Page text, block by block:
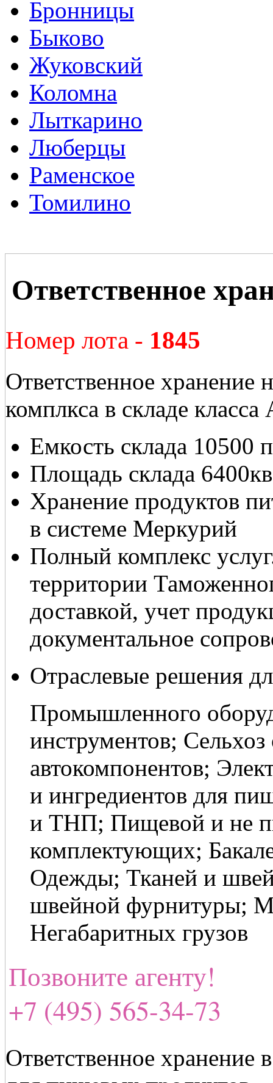
Бронницы
Быково
Жуковский
Коломна
Лыткарино
Люберцы
Раменское
Томилино
Ответственное
Номер лота - 1845
Ответственное хранение
комплкса в складе класса
Емкость склада 10500
Площадь склада
Хранение продуктов
в системе Меркурий
Полный комплекс
территории
доставкой, учет
документальное
Отраслевые решения
Промышленного
инструментов;
автокомпонентов;
и ингредиентов для
и ТНП; Пищевой и не
комплектующих;
Одежды; Тканей и
швейной фурнитуры;
Негабаритных грузов
Позвоните агенту!
+7 (495) 565-34-73
Ответственное хранение